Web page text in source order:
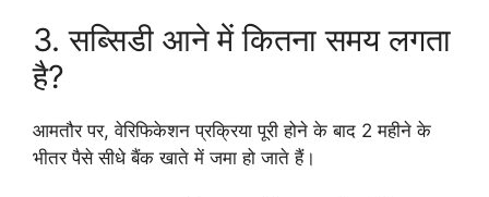
3. सब्सिडी आने में कितना समय लगता
है?
आमतौर पर, वेरिफिकेशन प्रक्रिया पूरी होने के बाद 2 महीने के
भीतर पैसे सीधे बैंक खाते में जमा हो जाते हैं।